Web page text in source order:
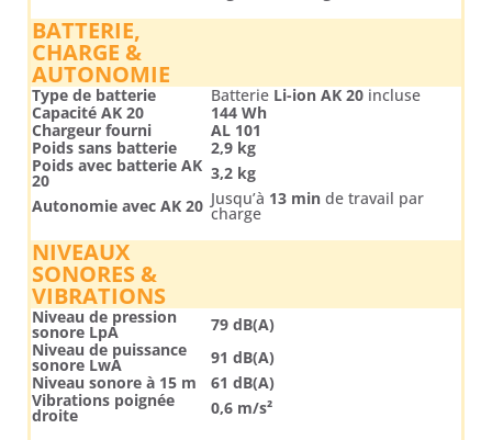
BATTERIE,
CHARGE &
AUTONOMIE
Type de batterie Batterie Li-ion AK 20 incluse
Capacité AK 20
144 Wh
Chargeur fourni
AL 101
Poids sans batterie
2,9 kg
Poids avec batterie AK
20
3,2 kg
Autonomie avec AK 20 Jusqu’à 13 min de travail par
charge
NIVEAUX
SONORES &
VIBRATIONS
Niveau de pression
sonore LpA
79 dB(A)
Niveau de puissance
sonore LwA
91 dB(A)
Niveau sonore à 15 m
61 dB(A)
Vibrations poignée
droite 0,6 m/s²